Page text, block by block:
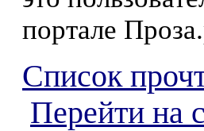
портале
Список
Перейти на